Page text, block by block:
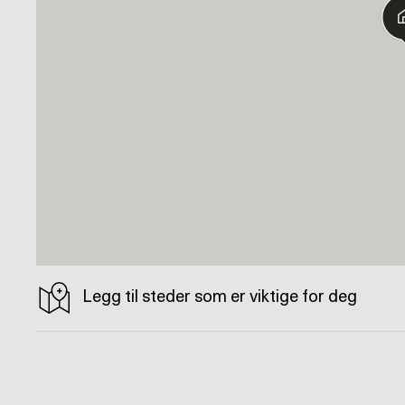
Legg til steder som er viktige for deg